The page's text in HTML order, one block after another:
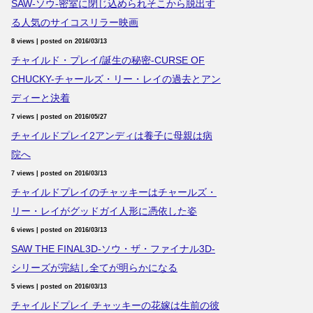
SAW-ソウ-密室に閉じ込められそこから脱出す
る人気のサイコスリラー映画
8 views posted on 2016/03/13
チャイルド・プレイ/誕生の秘密-CURSE OF
CHUCKY-チャールズ・リー・レイの過去とアン
ディーと決着
7 views posted on 2016/05/27
チャイルドプレイ2アンディは養子に母親は病
院へ
7 views posted on 2016/03/13
チャイルドプレイのチャッキーはチャールズ・
リー・レイがグッドガイ人形に憑依した姿
6 views posted on 2016/03/13
SAW THE FINAL3D-ソウ・ザ・ファイナル3D-
シリーズが完結し全てが明らかになる
5 views posted on 2016/03/13
チャイルドプレイ チャッキーの花嫁は生前の彼